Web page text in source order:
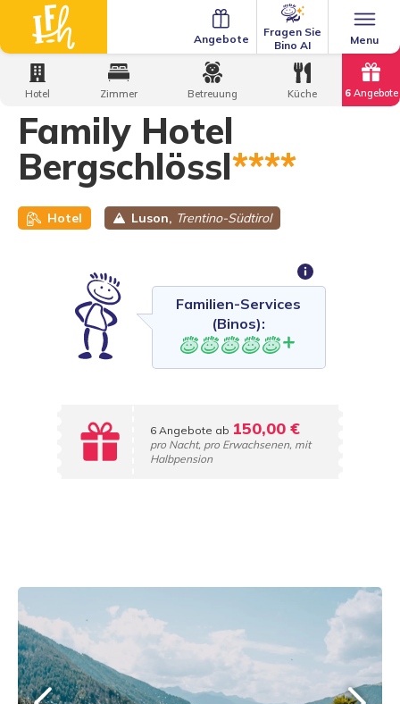
Menu
Fragen Sie
Bino AI
Angebote
Home Family Hotels Family Hotel Bergschlössl
Family Hotel
Bergschlössl****
Hotel Luson, Trentino-Südtirol
Familien-Services
(Binos):
6 Angebote ab 150,00 €
pro Nacht, pro Erwachsenen, mit
Halbpension
Hotel Zimmer Betreuung Küche 6Angebote